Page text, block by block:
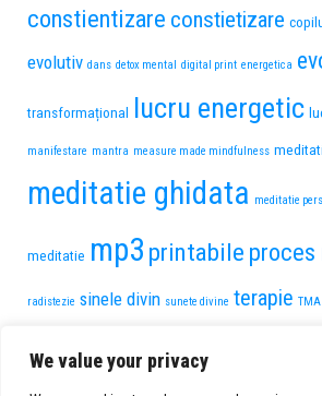
We value your privacy
constientizare constietizare
evolutiv dans detox mental digital print energetica
transformațional lucru energetic
manifestare mantra measure made mindfulness
meditatie ghidata meditatie
meditatie mp3 printabile
radistezie sinele divin sunete divine terapie TMA